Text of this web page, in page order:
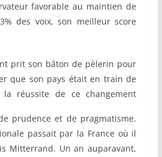
favorable au maintien de
des voix, son meilleur score
prit son bâton de pèlerin pour
que son pays était en train de
la réussite de ce changement
prudence et de pragmatisme.
passait par la France où il
Mitterrand. Un an auparavant,